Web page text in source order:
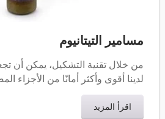
مسامير التيتانيوم
من خلال تقنية التشكيل، يمكن أن
لدينا أقوى وأكثر أمانًا من الأجزاء
اقرأ المزيد